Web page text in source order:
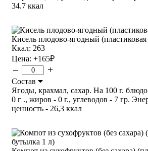
34.7 ккал
Кисель плодово-ягодный
Ккал: 263
Цена: +165₽
– +
Состав
Ягоды, крахмал, сахар. На 100 г.
0 г ., жиров - 0 г., углеводов - 7 гр.
ценность - 26,3 ккал